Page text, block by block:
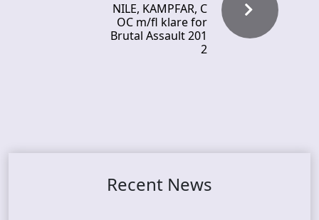
NILE, KAMPFAR, C
OC m/fl klare for
Brutal Assault 201
2
Recent News